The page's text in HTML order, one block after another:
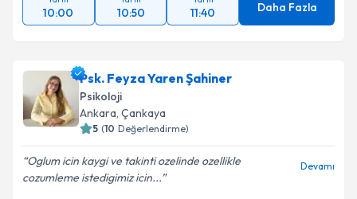
10:00 10:50 11:40 Daha Fazla
Psk. Feyza Yaren Şahiner
Psikoloji
Ankara, Çankaya
5 (10 Değerlendirme)
Oglum icin kaygi ve takinti ozelinde ozellikle
cozumleme istedigimiz icin...
Devamı